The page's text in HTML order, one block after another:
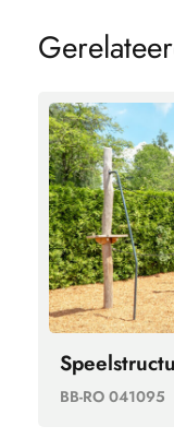
Gerelateer
BB-RO 041095